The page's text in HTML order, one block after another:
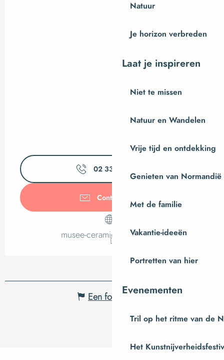
Natuur
Je horizon verbreden
Laat je inspireren
Niet te missen
Natuur en Wandelen
Vrije tijd en ontdekking
Genieten van Normandië
Met de familie
Vakantie-ideeën
Portretten van hier
Evenementen
Tril op het ritme van de
Het
02 33 79 35
Contacteer ons
musee-ceramique.manche.fr
Een fout melden